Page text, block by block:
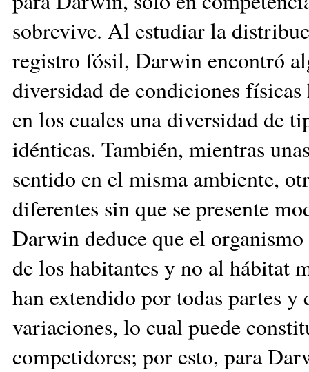
sobrevive. Al estudiar la
registro fósil, Darwin encontró
diversidad de condiciones
en los cuales una diversidad de
idénticas. También, mientras
sentido en el misma ambiente,
diferentes sin que se presente
Darwin deduce que el
de los habitantes y no al hábitat
han extendido por todas partes
variaciones, lo cual puede
competidores; por esto, para